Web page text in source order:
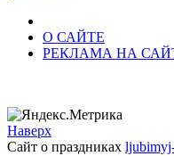
О САЙТЕ
РЕКЛАМА НА
Наверх
Сайт о праздниках